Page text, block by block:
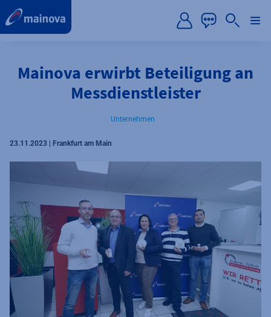
Mainova erwirbt Beteiligung an
Messdienstleister
Unternehmen
23.11.2023 | Frankfurt am Main